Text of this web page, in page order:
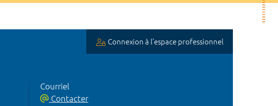
Connexion à l’espace professionnel
Courriel
Contacter